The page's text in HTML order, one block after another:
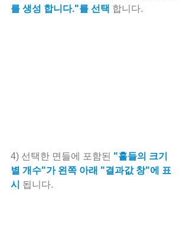
를 생성 합니다."를 선택 합니다.
4) 선택한 면들에 포함된 "홀들의 크기
별 개수"가 왼쪽 아래 "결과값 창"에 표
시
됩니다.